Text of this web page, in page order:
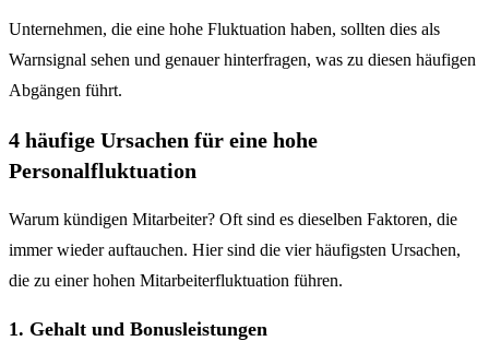
Unternehmen, die eine hohe Fluktuation haben, sollten dies als
Warnsignal sehen und genauer hinterfragen, was zu diesen häufigen
Abgängen führt.
4 häufige Ursachen für eine hohe
Personalfluktuation
Warum kündigen Mitarbeiter? Oft sind es dieselben Faktoren, die
immer wieder auftauchen. Hier sind die vier häufigsten Ursachen,
die zu einer hohen Mitarbeiterfluktuation führen.
1. Gehalt und Bonusleistungen